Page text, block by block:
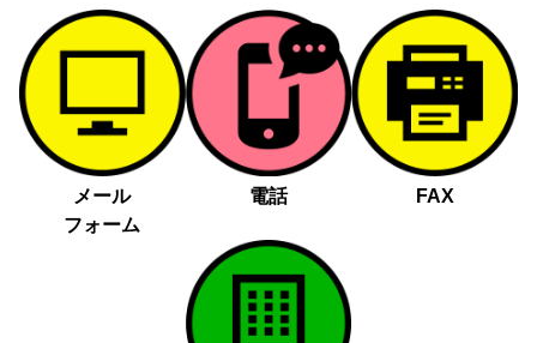
メール
フォーム
電話 FAX